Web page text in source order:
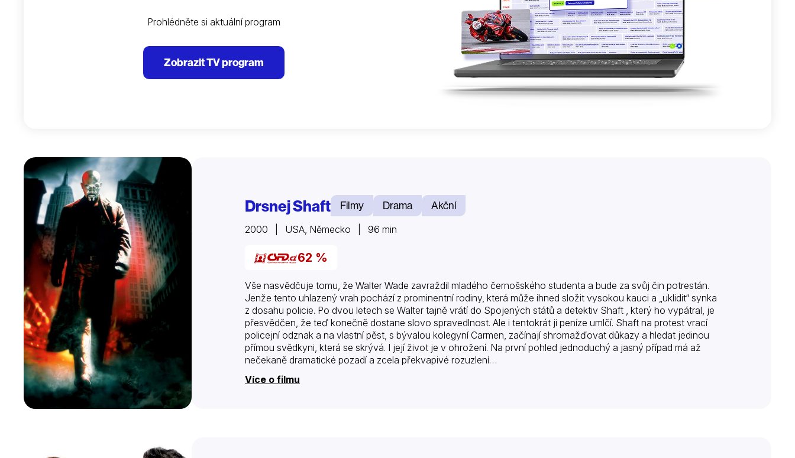
Prohlédněte si aktuální program
Zobrazit TV program
Drsnej Shaft Filmy Drama Akční
2000 | USA, Německo | 96 min
62 %
Vše nasvědčuje tomu, že Walter Wade zavraždil mladého černošského studenta a bude za svůj čin potrestán.
Jenže tento uhlazený vrah pochází z prominentní rodiny, která může ihned složit vysokou kauci a „uklidit“ synka
z dosahu policie. Po dvou letech se Walter tajně vrátí do Spojených států a detektiv Shaft , který ho vypátral, je
přesvědčen, že teď konečně dostane slovo spravedlnost. Ale i tentokrát ji peníze umlčí. Shaft na protest vrací
policejní odznak a na vlastní pěst, s bývalou kolegyní Carmen, začínají shromažďovat důkazy a hledat jedinou
přímou svědkyni, která se skrývá. I její život je v ohrožení. Na první pohled jednoduchý a jasný případ má až
nečekaně dramatické pozadí a zcela překvapivé rozuzlení…
Více o filmu